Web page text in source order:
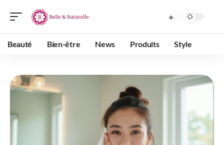
Beauté Bien-être News Produits Style